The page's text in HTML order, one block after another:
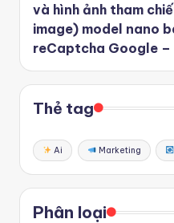
và hình ảnh tham
image) model nano
reCaptcha Google
Thẻ tag
Ai Marketing
Phân loại